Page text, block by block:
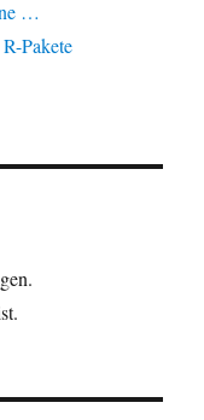
…
Pakete